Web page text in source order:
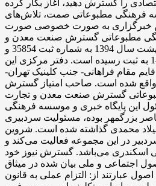
را گسترش دهید، آغاز بکار کرده
فرهنگی مطبوعاتی صمت، تلاش‌های
خبرگزاری به صورت خصوصی صورت
مطبوعاتی گسترش صنعت معدن و
تجارت، در تاریخ یک اردیبهشت سال 1394 به شماره ثبت 35854 و
شناسه ملی 14004862024 به ثبت رسیده است. دفتر مرکزی این
مقام فراهانی- جنب کلینیک تهران-
کوچه آزادگان - پلاک 26 واقع شده است. صاحب امتیاز گسترش
گسترش صنعت معدن و تجارت
این پایگاه خبری و موسسه فرهنگی
بزرگمهر بوده، مسئولیت سردبیری
محمدی گذاشته شده است. شروین
در این مجموعه فعالیت می‌کند و
اسکندری می‌باشد. گسترش نیوز خود
اجتماعی و ملی بیان شده در میثاق
اصول عبارتند از: التزام عملی به قانون